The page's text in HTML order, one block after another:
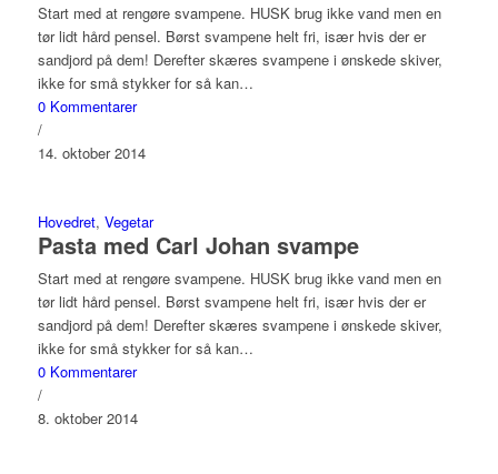
Start med at rengøre svampene. HUSK brug ikke vand men en
tør lidt hård pensel. Børst svampene helt fri, især hvis der er
sandjord på dem! Derefter skæres svampene i ønskede skiver,
ikke for små stykker for så kan…
0 Kommentarer
/
14. oktober 2014
Hovedret, Vegetar
Pasta med Carl Johan svampe
Start med at rengøre svampene. HUSK brug ikke vand men en
tør lidt hård pensel. Børst svampene helt fri, især hvis der er
sandjord på dem! Derefter skæres svampene i ønskede skiver,
ikke for små stykker for så kan…
0 Kommentarer
/
8. oktober 2014